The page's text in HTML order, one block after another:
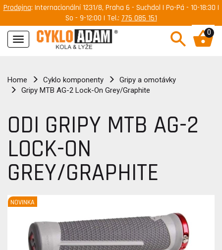
Prodejna: Internacionální 1231/8, Praha 6 - Suchdol | Po-Pá - 10-18:30 |
So - 9-12:00 | Tel.: 775 085 151
Navigace
0
Home Cyklo komponenty
Gripy a omotávky
Gripy MTB AG-2 Lock-On Grey/Graphite
ODI GRIPY MTB AG-2
LOCK-ON
GREY/GRAPHITE
NOVINKA